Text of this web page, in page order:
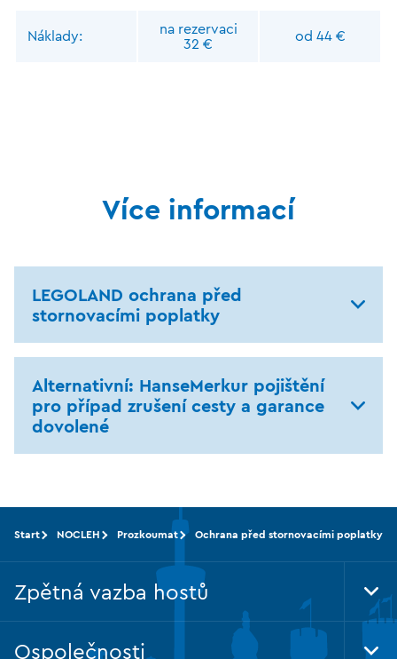
Náklady:
na rezervaci
32 €
od 44 €
Více informací
LEGOLAND ochrana před
stornovacími poplatky
Alternativní: HanseMerkur pojištění
pro případ zrušení cesty a garance
dovolené
Start NOCLEH Prozkoumat Ochrana před stornovacími poplatky
Zpětná vazba hostů
Ospolečnosti